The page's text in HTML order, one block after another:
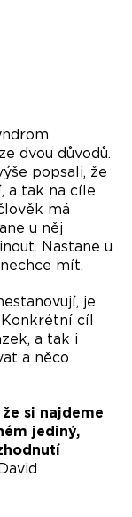
dvou důvodů.
popsali, že
a tak na cíle
má
u něj
Nastane u
mít.
je
cíl
a tak i
a něco
si najdeme
jediný,